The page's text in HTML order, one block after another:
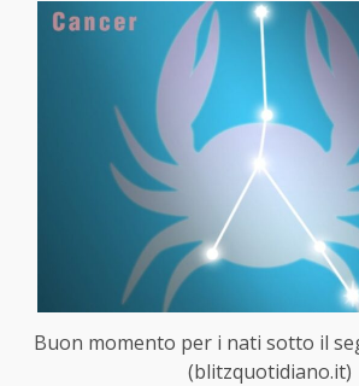
Buon momento per i nati sotto il
(blitzquotidiano.it)